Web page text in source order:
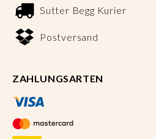
Sutter Begg Kurier
Postversand
ZAHLUNGSARTEN